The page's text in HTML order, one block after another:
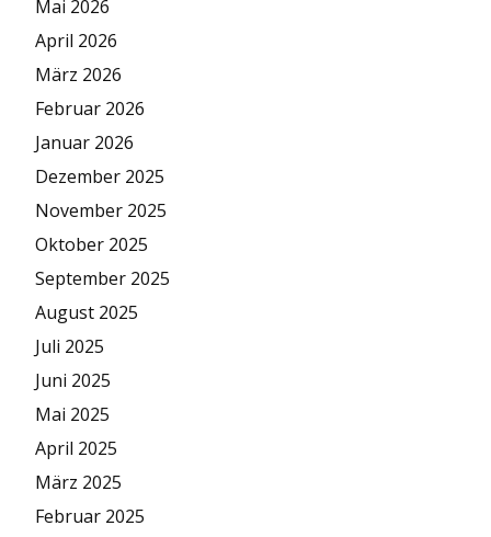
Mai 2026
April 2026
März 2026
Februar 2026
Januar 2026
Dezember 2025
November 2025
Oktober 2025
September 2025
August 2025
Juli 2025
Juni 2025
Mai 2025
April 2025
März 2025
Februar 2025